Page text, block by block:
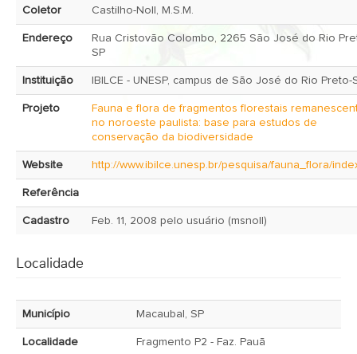
Coletor Castilho-Noll, M.S.M.
Endereço
Rua Cristovão Colombo, 2265 São José do Rio
SP
Instituição IBILCE - UNESP, campus de São José do Rio Preto-
Projeto
Fauna e flora de fragmentos florestais
no noroeste paulista: base para estudos de
conservação da biodiversidade
Website http://www.ibilce.unesp.br/pesquisa/fauna_flora/
Referência
Cadastro Feb. 11, 2008 pelo usuário (msnoll)
Localidade
Município Macaubal, SP
Localidade Fragmento P2 - Faz. Pauã